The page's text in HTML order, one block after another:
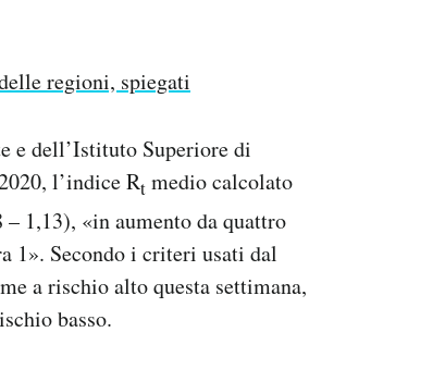
regioni, spiegati
e dell’Istituto Superiore di
l’indice Rt medio calcolato
1,13), «in aumento da quattro
1». Secondo i criteri usati dal
a rischio alto questa settimana,
basso.